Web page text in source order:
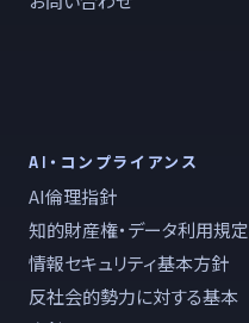
AI・コンプライアンス
AI倫理指針
知的財産権・データ利用規定
情報セキュリティ基本方針
反社会的勢力に対する基本